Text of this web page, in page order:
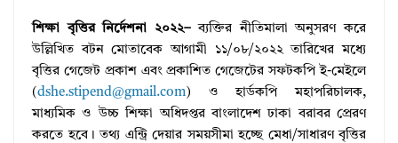
শিক্ষা বৃত্তির নির্দেশনা ২০২২–ব্যক্তির নীতিমালা অনুসরণ করে
উল্লিখিত বটন মােতাবেক আগামী ১১/০৮/২০২২ তারিখের মধ্যে
বৃত্তির গেজেট প্রকাশ এবং প্রকাশিত গেজেটের সফটকপি ই-মেইলে
( dshe.stipend@gmail.com ) ও হার্ডকপি মহাপরিচালক,
মাধ্যমিক ও উচ্চ শিক্ষা অধিদপ্তর বাংলাদেশ ঢাকা বরাবর প্রেরণ
করতে হবে। তথ্য এন্ট্রি দেয়ার সময়সীমা হচ্ছে মেধা/সাধারণ বৃত্তির